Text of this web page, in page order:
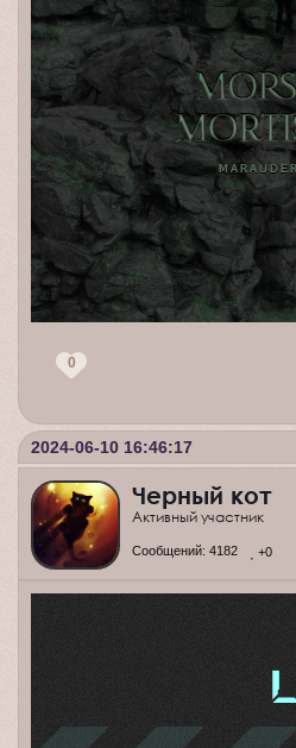
0
2024-06-10 16:46:17
Черный кот
Активный участник
Сообщений: 4182 +0